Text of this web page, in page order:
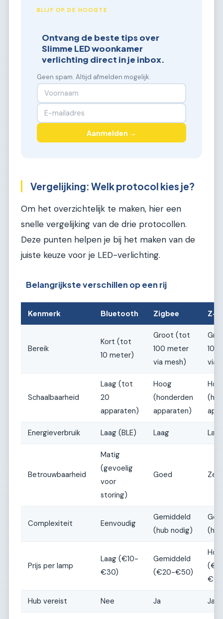
BLIJF OP DE HOOGTE
Ontvang de beste tips over
Slimme LED woonkamer
verlichting direct in je inbox.
Geen spam. Altijd afmelden mogelijk.
Aanmelden →
Vergelijking: Welk protocol kies je?
Om het overzichtelijk te maken, hier een
snelle vergelijking van de drie protocollen.
Deze punten helpen je bij het maken van de
juiste keuze voor je LED-verlichting.
Belangrijkste verschillen op een rij
Kenmerk Bluetooth Zigbee Z-
Bereik
Kort (tot
10 meter)
Groot (tot
100 meter
via mesh)
100
via
Schaalbaarheid
Laag (tot
20
apparaten)
Hoog
(honderden
apparaten)
Energieverbruik Laag (BLE) Laag
Betrouwbaarheid
Matig
(gevoelig
voor
storing)
Goed
Complexiteit Eenvoudig
Gemiddeld
(hub nodig)
Prijs per lamp
Laag (€10-
€30)
Gemiddeld
(€20-€50)
Hub vereist Nee Ja Ja